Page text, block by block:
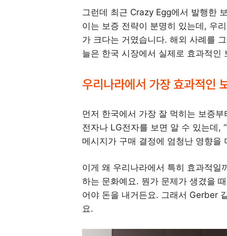
그런데 최근 Crazy Egg에서 발행한
이는 보증 전략이 분명히 있는데, 우
가 크다는 거였습니다. 해외 사례를
늘은 한국 시장에서 실제로 효과적인
우리나라에서 가장 효과적인
먼저 한국에서 가장 잘 먹히는 보증부
전자나 LG전자를 보면 알 수 있는데,
메시지가 구매 결정에 엄청난 영향을
이게 왜 우리나라에서 특히 효과적일
하는 문화예요. 뭔가 문제가 생겼을
어야 돈을 내거든요. 그래서 Gerber
요.